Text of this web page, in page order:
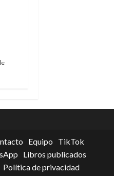
Equipo
TikTok
Libros publicados
Política de privacidad